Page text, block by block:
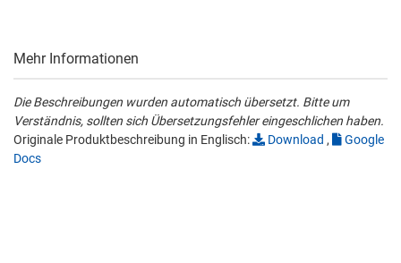
Mehr Informationen
Die Beschreibungen wurden automatisch übersetzt. Bitte um
Verständnis, sollten sich Übersetzungsfehler eingeschlichen haben.
Originale Produktbeschreibung in Englisch:
Download ,
Google
Docs